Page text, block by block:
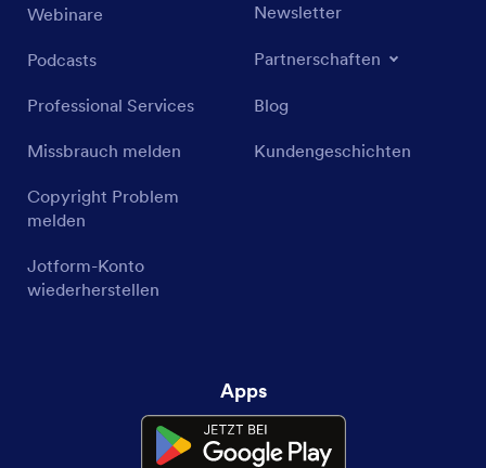
Webinare
Podcasts
Professional Services
Missbrauch melden
Copyright Problem
melden
Jotform-Konto
wiederherstellen
Newsletter
Partnerschaften
Blog
Kundengeschichten
Apps